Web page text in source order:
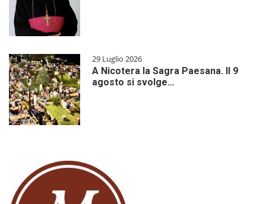
29 Luglio 2026
A Nicotera la Sagra Paesana. Il 9
agosto si svolge…